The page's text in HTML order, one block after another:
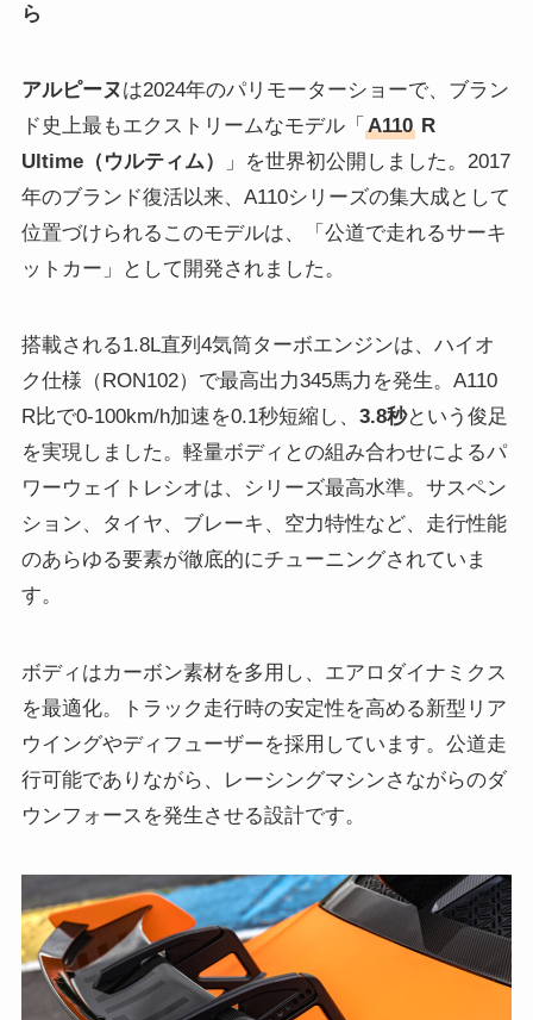
ら
アルピーヌは2024年のパリモーターショーで、ブラン
ド史上最もエクストリームなモデル「 A110R
Ultime（ウルティム）
」を世界初公開しました。2017
年のブランド復活以来、A110シリーズの集大成として
位置づけられるこのモデルは、「公道で走れるサーキ
ットカー」として開発されました。
搭載される1.8L直列4気筒ターボエンジンは、ハイオ
ク仕様（RON102）で最高出力345馬力を発生。A110
R比で0-100km/h加速を0.1秒短縮し、 3.8秒という俊足
を実現しました。軽量ボディとの組み合わせによるパ
ワーウェイトレシオは、シリーズ最高水準。サスペン
ション、タイヤ、ブレーキ、空力特性など、走行性能
のあらゆる要素が徹底的にチューニングされていま
す。
ボディはカーボン素材を多用し、エアロダイナミクス
を最適化。トラック走行時の安定性を高める新型リア
ウイングやディフューザーを採用しています。公道走
行可能でありながら、レーシングマシンさながらのダ
ウンフォースを発生させる設計です。